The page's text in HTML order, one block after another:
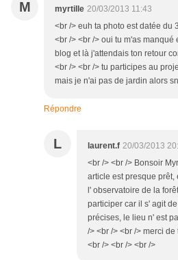
M myrtille 20/03/2013 11:43
<br /> euh ta photo est datée du
<br /> <br /> oui tu m'as
blog et là j'attendais ton retour
<br /> <br /> tu participes au
mais je n'ai pas de jardin alors
Répondre
L laurent.f 20/03/2013
<br /> <br /> Bonsoir
article est presque prêt,
l' observatoire de la
participer car il s' agit
précises, le lieu n' est
/> <br /> <br /> merci
<br /> <br /> <br />